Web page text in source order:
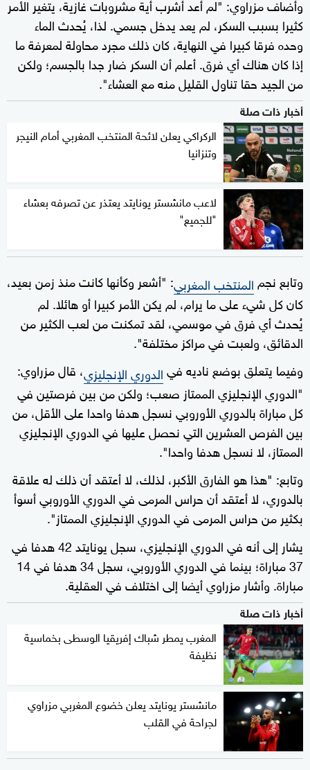
وأضاف مزراوي: "لم أعد أشرب أية مشروبات غازية، يتغير الأمر
كثيرا بسبب السكر، لم يعد يدخل جسمي. لذا، يُحدث الماء
وحده فرقا كبيرا في النهاية، كان ذلك مجرد محاولة لمعرفة ما
إذا كان هناك أي فرق. أعلم أن السكر ضار جدا بالجسم؛ ولكن
من الجيد حقا تناول القليل منه مع العشاء".
أخبار ذات صلة
الركراكي يعلن لائحة المنتخب المغربي أمام النيجر
وتنزانيا
لاعب مانشستر يونايتد يعتذر عن تصرفه بعشاء
"للجميع"
وتابع نجم المنتخب المغربي: "أشعر وكأنها كانت منذ زمن بعيد،
كان كل شيء على ما يرام، لم يكن الأمر كبيرا أو هائلا. لم
يُحدث أي فرق في موسمي، لقد تمكنت من لعب الكثير من
الدقائق، ولعبت في مراكز مختلفة".
وفيما يتعلق بوضع ناديه فيالدوري الإنجليزي، قال مزراوي:
"الدوري الإنجليزي الممتاز صعب؛ ولكن من بين فرصتين في
كل مباراة بالدوري الأوروبي نسجل هدفا واحدا على الأقل، من
بين الفرص العشرين التي نحصل عليها في الدوري الإنجليزي
الممتاز، لا نسجل هدفا واحدا".
وتابع: "هذا هو الفارق الأكبر، لذلك، لا أعتقد أن ذلك له علاقة
بالدوري، لا أعتقد أن حراس المرمى في الدوري الأوروبي أسوأ
بكثير من حراس المرمى في الدوري الإنجليزي الممتاز".
يشار إلى أنه في الدوري الإنجليزي، سجل يونايتد 42 هدفا في
37 مباراة؛ بينما في الدوري الأوروبي، سجل 34 هدفا في 14
مباراة. وأشار مزراوي أيضا إلى اختلاف في العقلية.
أخبار ذات صلة
المغرب يمطر شباك إفريقيا الوسطى بخماسية
نظيفة
مانشستر يونايتد يعلن خضوع المغربي مزراوي
لجراحة في القلب